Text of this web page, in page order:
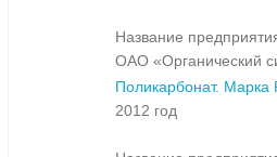
Название
ОАО «Органический
Поликарбонат.
2012 год